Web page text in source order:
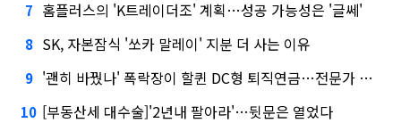
7 홈플러스의 'K트레이더조' 계획…성공 가능성은 '글쎄'
8 SK, 자본잠식 '쏘카 말레이' 지분 더 사는 이유
9 '괜히 바꿨나' 폭락장이 할퀸 DC형 퇴직연금…전문가 조언은
10 [부동산세 대수술]'2년내 팔아라'…뒷문은 열었다